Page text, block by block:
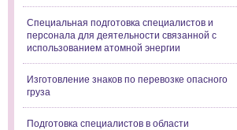
Специальная подготовка специалистов и
персонала для деятельности связанной с
использованием атомной энергии
Изготовление знаков по перевозке опасного
груза
Подготовка специалистов в области